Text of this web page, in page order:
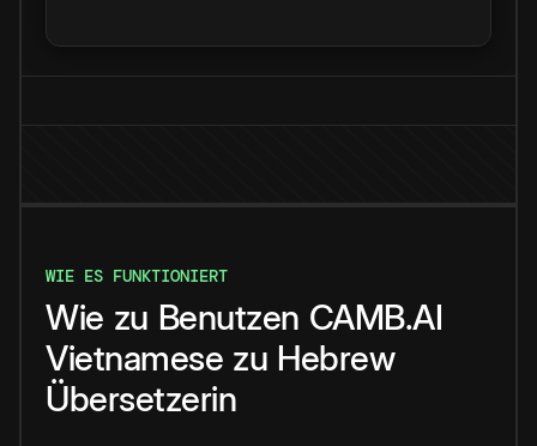
WIE ES FUNKTIONIERT
Wie zu Benutzen CAMB.AI
Vietnamese zu Hebrew
Übersetzerin